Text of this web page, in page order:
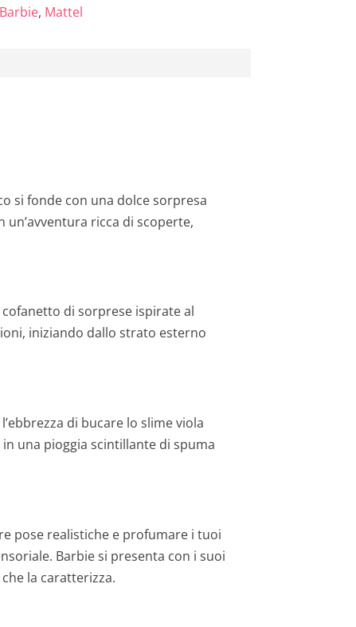
Barbie, Mattel
si fonde con una dolce sorpresa
ricca di scoperte,
di sorprese ispirate al
iniziando dallo strato esterno
di bucare lo slime viola
una pioggia scintillante di spuma
pose realistiche e profumare i tuoi
Barbie si presenta con i suoi
la caratterizza.